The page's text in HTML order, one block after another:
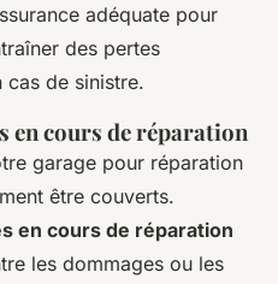
adéquate pour
des pertes
cas de sinistre.
en cours de réparation
garage pour réparation
être couverts.
en cours de réparation
les dommages ou les